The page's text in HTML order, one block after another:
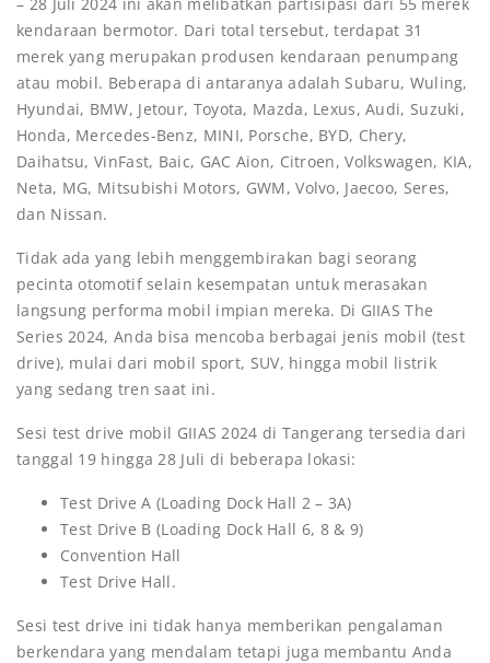
kendaraan bermotor. Dari total tersebut, terdapat 31
merek yang merupakan produsen kendaraan penumpang
atau mobil. Beberapa di antaranya adalah Subaru, Wuling,
Hyundai, BMW, Jetour, Toyota, Mazda, Lexus, Audi, Suzuki,
Honda, Mercedes-Benz, MINI, Porsche, BYD, Chery,
Daihatsu, VinFast, Baic, GAC Aion, Citroen, Volkswagen, KIA,
Neta, MG, Mitsubishi Motors, GWM, Volvo, Jaecoo, Seres,
dan Nissan.
Tidak ada yang lebih menggembirakan bagi seorang
pecinta otomotif selain kesempatan untuk merasakan
langsung performa mobil impian mereka. Di GIIAS The
Series 2024, Anda bisa mencoba berbagai jenis mobil (test
drive), mulai dari mobil sport, SUV, hingga mobil listrik
yang sedang tren saat ini.
Sesi test drive mobil GIIAS 2024 di Tangerang tersedia dari
tanggal 19 hingga 28 Juli di beberapa lokasi:
Test Drive A (Loading Dock Hall 2 – 3A)
Test Drive B (Loading Dock Hall 6, 8 & 9)
Convention Hall
Test Drive Hall.
Sesi test drive ini tidak hanya memberikan pengalaman
berkendara yang mendalam tetapi juga membantu Anda